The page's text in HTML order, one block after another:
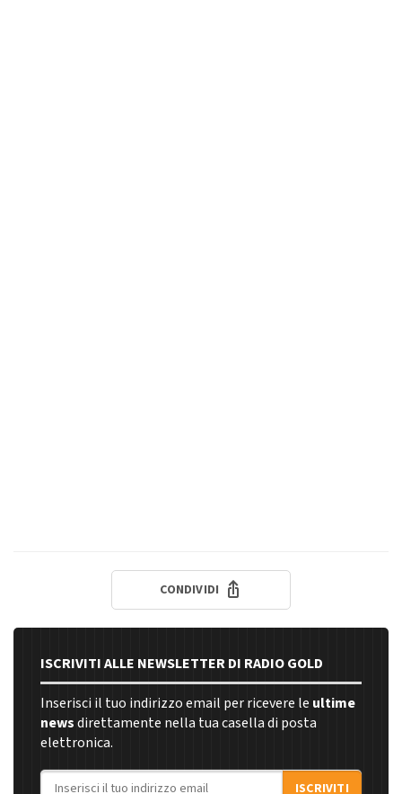
CONDIVIDI
ISCRIVITI ALLE NEWSLETTER DI RADIO GOLD
Inserisci il tuo indirizzo email per ricevere le ultime
newsdirettamente nella tua casella di posta
elettronica.
Indirizzo email
ISCRIVITI